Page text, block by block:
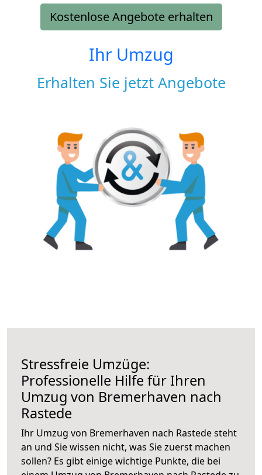
Kostenlose Angebote erhalten
Ihr Umzug
Erhalten Sie jetzt Angebote
Stressfreie Umzüge:
Professionelle Hilfe für Ihren
Umzug von Bremerhaven nach
Rastede
Ihr Umzug von Bremerhaven nach Rastede steht
an und Sie wissen nicht, was Sie zuerst machen
sollen? Es gibt einige wichtige Punkte, die bei